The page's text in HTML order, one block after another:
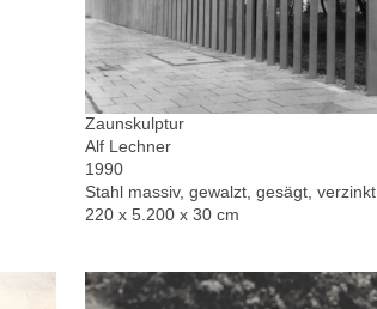
Zaunskulptur
Alf Lechner
1990
Stahl massiv, gewalzt, gesägt, verzinkt
220 x 5.200 x 30 cm